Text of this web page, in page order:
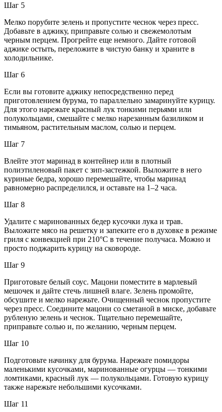
Шаг 5
Мелко порубите зелень и пропустите чеснок через пресс.
Добавьте в аджику, приправьте солью и свежемолотым
черным перцем. Прогрейте еще немного. Дайте готовой
аджике остыть, переложите в чистую банку и храните в
холодильнике.
Шаг 6
Если вы готовите аджику непосредственно перед
приготовлением бурума, то параллельно замаринуйте курицу.
Для этого нарежьте красный лук тонкими перьями или
полукольцами, смешайте с мелко нарезанным базиликом и
тимьяном, растительным маслом, солью и перцем.
Шаг 7
Влейте этот маринад в контейнер или в плотный
полиэтиленовый пакет с зип-застежкой. Выложите в него
куриные бедра, хорошо перемешайте, чтобы маринад
равномерно распределился, и оставьте на 1–2 часа.
Шаг 8
Удалите с маринованных бедер кусочки лука и трав.
Выложите мясо на решетку и запеките его в духовке в режиме
гриля с конвекцией при 210°С в течение получаса. Можно и
просто поджарить курицу на сковороде.
Шаг 9
Приготовьте белый соус. Мацони поместите в марлевый
мешочек и дайте стечь лишней влаге. Зелень промойте,
обсушите и мелко нарежьте. Очищенный чеснок пропустите
через пресс. Соедините мацони со сметаной в миске, добавьте
рубленую зелень и чеснок. Тщательно перемешайте,
приправьте солью и, по желанию, черным перцем.
Шаг 10
Подготовьте начинку для бурума. Нарежьте помидоры
маленькими кусочками, маринованные огурцы — тонкими
ломтиками, красный лук — полукольцами. Готовую курицу
также нарежьте небольшими кусочками.
Шаг 11